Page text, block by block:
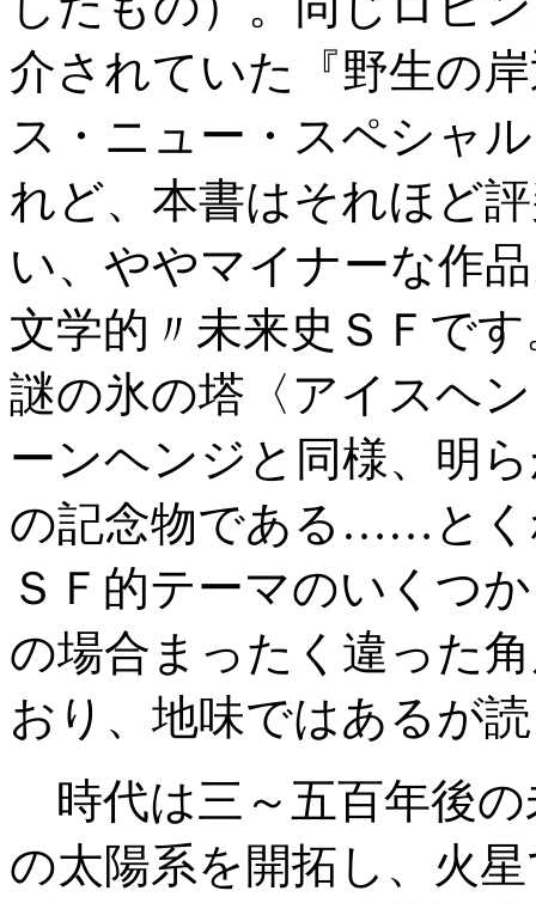
介されていた『野生の
ス・ニュー・スペシャ
れど、本書はそれほど
い、ややマイナーな作
文学的〃未来史ＳＦで
謎の氷の塔〈アイスヘ
ーンヘンジと同様、明
の記念物である……とく
ＳＦ的テーマのいくつ
の場合まったく違った
おり、地味ではあるが
時代は三～五百年後
の太陽系を開拓し、火